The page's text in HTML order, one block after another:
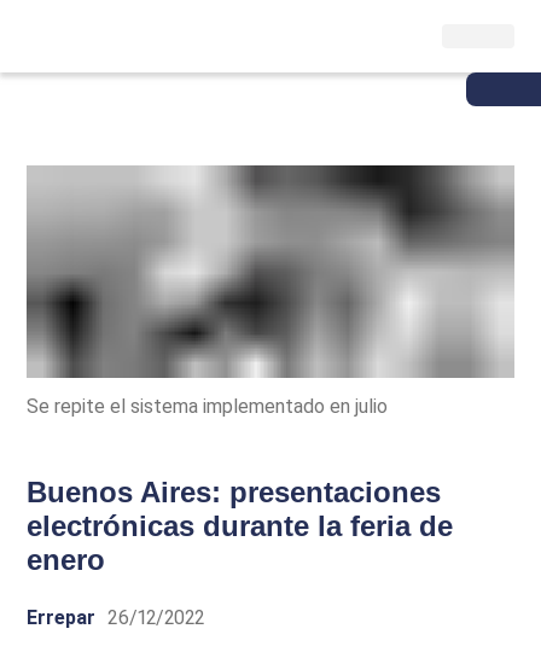
Se repite el sistema implementado en julio
Buenos Aires: presentaciones
electrónicas durante la feria de
enero
Errepar 26/12/2022